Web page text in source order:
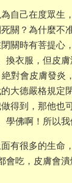
自己在度眾
關？為什麼不
關時有菩提心
衣服，但皮
對會皮膚發炎
大德嚴格規定
得到，那他也
佛啊！所以我
有很多的生命
吃，皮膚會